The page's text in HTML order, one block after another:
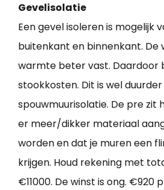
Gevelisolatie
Een gevel isoleren is mogelijk
buitenkant en binnenkant. De
warmte beter vast. Daardoor
stookkosten. Dit is wel duurder
spouwmuurisolatie. De pre zit
er meer/dikker materiaal
worden en dat je muren een
krijgen. Houd rekening met
€11000. De winst is ong. €920